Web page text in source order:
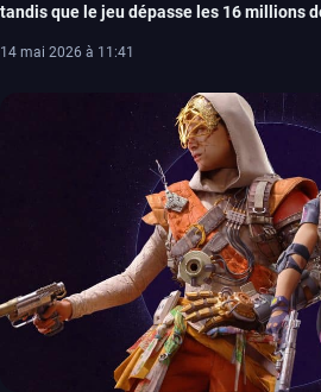
tandis que le jeu dépasse les 16 millions
14 mai 2026 à 11:41